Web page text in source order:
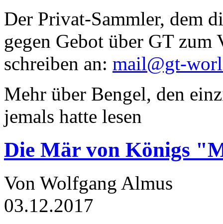
Der Privat-Sammler, dem
gegen Gebot über GT zum
schreiben an: mail@gt-
Mehr über Bengel, den
jemals hatte lesen
Die Mär von Königs
Von Wolfgang Almus
03.12.2017